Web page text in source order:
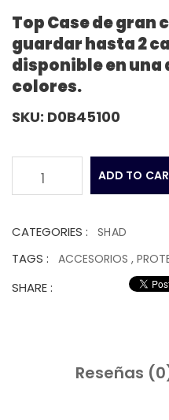
Top Case de gran
guardar hasta 2
disponible en una
colores.
SKU: D0B45100
1 ADD TO
CATEGORIES : SHAD
TAGS : ACCESORIOS ,
SHARE :
Reseñas